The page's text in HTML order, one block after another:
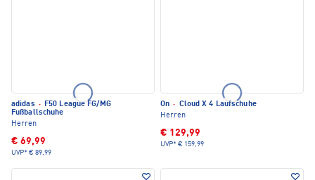
adidas · F50 League FG/MG
Fußballschuhe
Herren
€ 69,99
UVP* € 89,99
On · Cloud X 4 Laufschuhe
Herren
€ 129,99
UVP* € 159,99